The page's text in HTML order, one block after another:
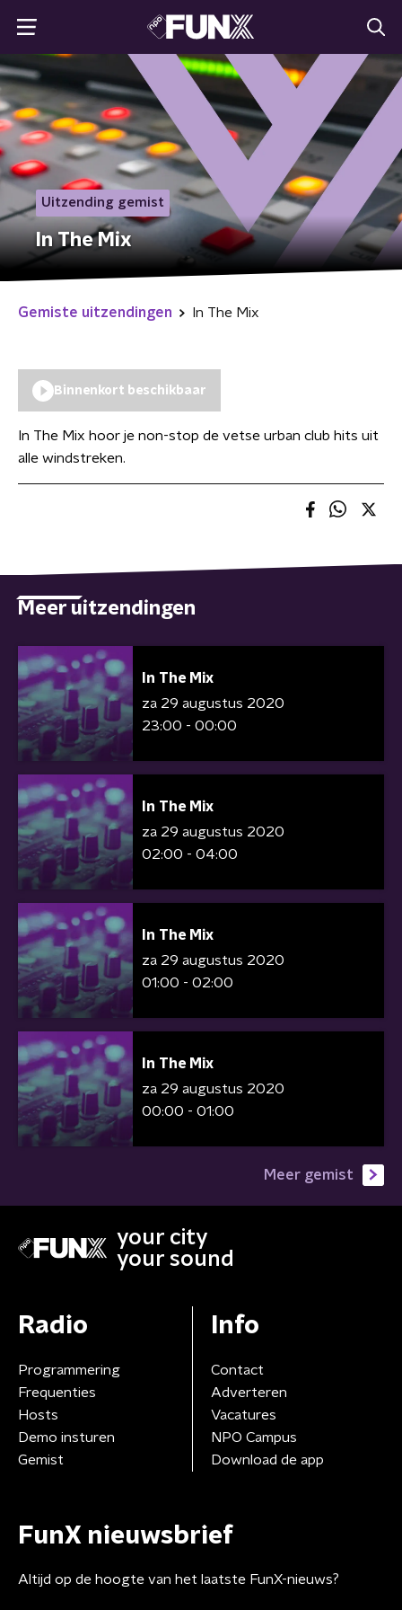
Uitzending gemist
In The Mix
Gemiste uitzendingen In The Mix
Binnenkort beschikbaar
In The Mix hoor je non-stop de vetse urban club hits uit
alle windstreken.
Meer uitzendingen
In The Mix
za 29 augustus 2020
23:00 - 00:00
In The Mix
za 29 augustus 2020
02:00 - 04:00
In The Mix
za 29 augustus 2020
01:00 - 02:00
In The Mix
za 29 augustus 2020
00:00 - 01:00
Meer gemist
your city
your sound
Radio
Programmering
Frequenties
Hosts
Demo insturen
Gemist
Info
Contact
Adverteren
Vacatures
NPO Campus
Download de app
FunX nieuwsbrief
Altijd op de hoogte van het laatste FunX-nieuws?